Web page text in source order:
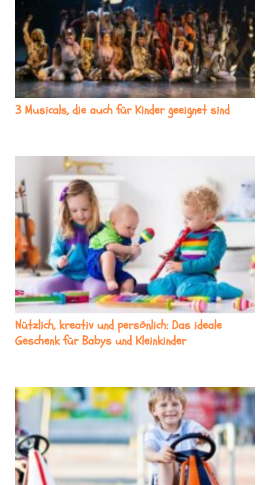
3 Musicals, die auch für Kinder geeignet sind
Nützlich, kreativ und persönlich: Das ideale
Geschenk für Babys und Kleinkinder